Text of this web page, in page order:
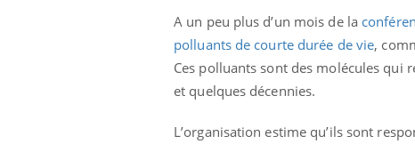
A un peu plus d’un mois de la
polluants de courte durée de vie,
Ces polluants sont des molécules qui
et quelques décennies.
L’organisation estime qu’ils sont
expliquer ma maladie Youtube